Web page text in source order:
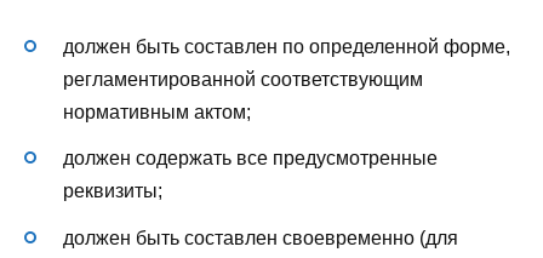
должен быть составлен по определенной форме,
регламентированной соответствующим
нормативным актом;
должен содержать все предусмотренные
реквизиты;
должен быть составлен своевременно (для